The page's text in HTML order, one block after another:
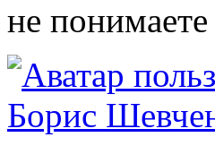
не
Борис